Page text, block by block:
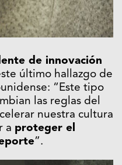
de innovación
último hallazgo de
“Este tipo
las reglas del
nuestra cultura
a proteger el
”.